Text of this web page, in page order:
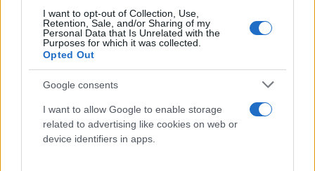
I want to opt-out of Collection, Use,
Retention, Sale, and/or Sharing of my
Personal Data that Is Unrelated with the
Purposes for which it was collected.
Opted Out
Google consents
I want to allow Google to enable storage
related to advertising like cookies on web or
device identifiers in apps.
Όσον αφορά στο 4ο Επιστημονικό Πεδίο, Σπουδών
Οικονομίας και Πληροφορικής, οι επιδόσεις
προηγούμενη χρονιά. «Οι καλύτερες επιδόσεις που
διαφαίνονται, μαζί με την αύξηση του αριθμού των